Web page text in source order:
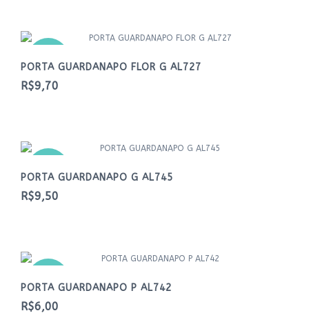
PORTA GUARDANAPO FLOR G AL727
R$9,70
PORTA GUARDANAPO G AL745
R$9,50
PORTA GUARDANAPO P AL742
R$6,00